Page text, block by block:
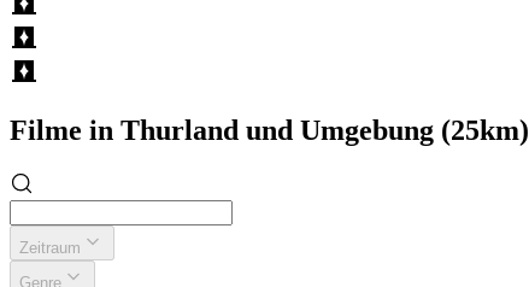
Filme in Thurland und Umgebung (25km)
Zeitraum
Genre